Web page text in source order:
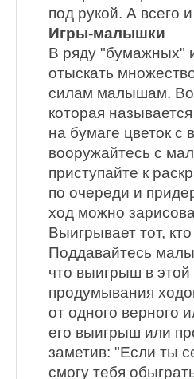
под рукой. А всего
Игры-малышки
В ряду "бумажных"
отыскать
силам малышам.
которая
на бумаге цветок
вооружайтесь с
приступайте к
по очереди и
ход можно
Выигрывает тот,
Поддавайтесь
что выигрыш в этой
продумывания
от одного верного
его выигрыш или
заметив: "Если ты
смогу тебя